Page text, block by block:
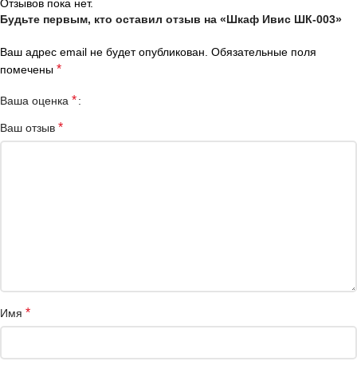
Отзывов пока нет.
Будьте первым, кто оставил отзыв на «Шкаф Ивис ШК-003»
Ваш адрес email не будет опубликован. Обязательные поля
помечены *
Ваша оценка *
Ваш отзыв *
Имя *